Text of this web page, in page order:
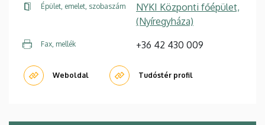
Épület, emelet, szobaszám
NYKI Központi főépület,
(Nyíregyháza)
Fax, mellék +36 42 430 009
Weboldal Tudóstér profil